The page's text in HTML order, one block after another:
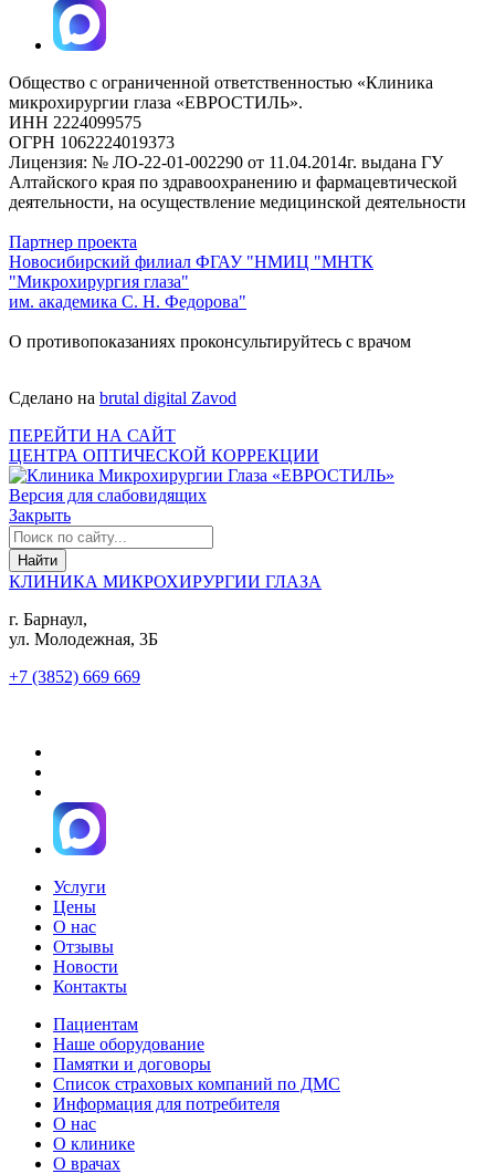
Общество с ограниченной ответственностью «Клиника
микрохирургии глаза «ЕВРОСТИЛЬ».
ИНН 2224099575
ОГРН 1062224019373
Лицензия: № ЛО-22-01-002290 от 11.04.2014г. выдана ГУ
Алтайского края по здравоохранению и фармацевтической
деятельности, на осуществление медицинской деятельности
Партнер проекта
Новосибирский филиал ФГАУ "НМИЦ "МНТК
"Микрохирургия глаза"
им. академика С. Н. Федорова"
О противопоказаниях проконсультируйтесь с врачом
Сделано на brutal digital Zavod
ПЕРЕЙТИ НА САЙТ
ЦЕНТРА ОПТИЧЕСКОЙ КОРРЕКЦИИ
Версия для слабовидящих
Закрыть
КЛИНИКА МИКРОХИРУРГИИ ГЛАЗА
г. Барнаул,
ул. Молодежная, 3Б
+7 (3852) 669 669
Услуги
Цены
О нас
Отзывы
Новости
Контакты
Пациентам
Наше оборудование
Памятки и договоры
Список страховых компаний по ДМС
Информация для потребителя
О нас
О клинике
О врачах